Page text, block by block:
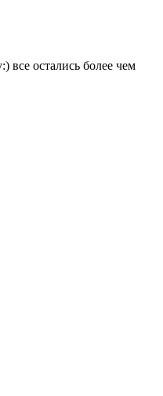
все остались более чем